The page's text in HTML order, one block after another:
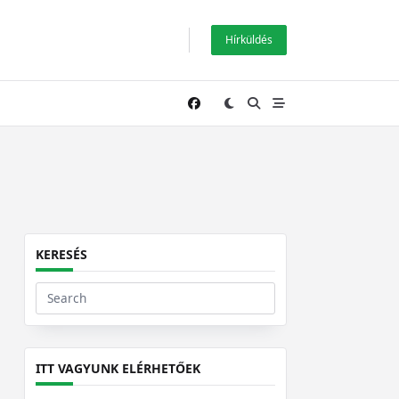
Hírküldés
KERESÉS
Search
for:
ITT VAGYUNK ELÉRHETŐEK